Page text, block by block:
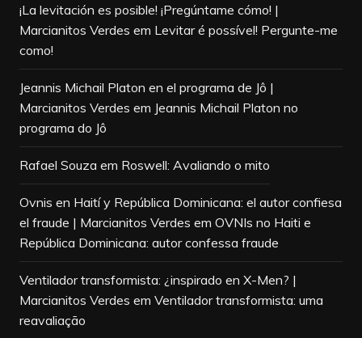
¡La levitación es posible! ¡Pregúntame cómo! |
Marcianitos Verdes em Levitar é possível! Pergunte-me
como!
Jeannis Michail Platon en el programa de Jô |
Marcianitos Verdes em Jeannis Michail Platon no
programa do Jô
Rafael Souza em Roswell: Avaliando o mito
Ovnis en Haití y República Dominicana: el autor confiesa
el fraude | Marcianitos Verdes em OVNIs no Haiti e
República Dominicana: autor confessa fraude
Ventilador transformista: ¿inspirado en X-Men? |
Marcianitos Verdes em Ventilador transformista: uma
reavaliação